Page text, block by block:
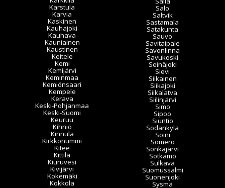
Karstula
Karvia
Kaskinen
Kauhajoki
Kauhava
Kauniainen
Kaustinen
Keitele
Kemi
Kemijärvi
Keminmaa
Kemiönsaari
Kempele
Kerava
Keski-Pohjanmaa
Keski-Suomi
Keuruu
Kihniö
Kinnula
Kirkkonummi
Kitee
Kittilä
Kiuruvesi
Kivijärvi
Kokemäki
Kokkola
Salo
Saltvik
Sastamala
Satakunta
Sauvo
Savitaipale
Savonlinna
Savukoski
Seinäjoki
Sievi
Siikainen
Siikajoki
Siikalatva
Siilinjärvi
Simo
Sipoo
Siuntio
Sodankylä
Soini
Somero
Sonkajärvi
Sotkamo
Sulkava
Suomussalmi
Suonenjoki
Sysmä